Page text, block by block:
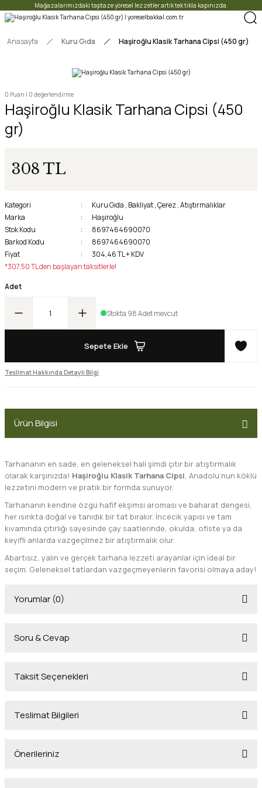
Mağazalarımızdaki taptaze yöresel lezzetler artık tek tıkla kapınızda.
Anasayfa Kuru Gıda Haşiroğlu Klasik Tarhana Cipsi (450 gr)
0 Puan | 0 değerlendirme
Haşiroğlu Klasik Tarhana Cipsi (450
gr)
308 TL
Kategori Kuru Gıda , Bakliyat ,Çerez ,Atıştırmalıklar
Marka
Haşiroğlu
Stok Kodu
8697464690070
Barkod Kodu
8697464690070
Fiyat
304,46 TL + KDV
*307,50 TL den başlayan taksitlerle!
Adet
Stokta 98 Adet mevcut
Sepete Ekle
Teslimat Hakkında Detaylı Bilgi
Ürün Bilgisi
Tarhananın en sade, en geleneksel hali şimdi çıtır bir atıştırmalık
olarak karşınızda! Haşiroğlu Klasik Tarhana Cipsi, Anadolu’nun köklü
lezzetini modern ve pratik bir formda sunuyor.
Tarhananın kendine özgü hafif ekşimsi aroması ve baharat dengesi,
her ısırıkta doğal ve tanıdık bir tat bırakır. İncecik yapısı ve tam
kıvamında çıtırlığı sayesinde çay saatlerinde, okulda, ofiste ya da
keyifli anlarda vazgeçilmez bir atıştırmalık olur.
Abartısız, yalın ve gerçek tarhana lezzeti arayanlar için ideal bir
seçim. Geleneksel tatlardan vazgeçmeyenlerin favorisi olmaya aday!
Yorumlar (0)
Soru & Cevap
Taksit Seçenekleri
Teslimat Bilgileri
Önerileriniz